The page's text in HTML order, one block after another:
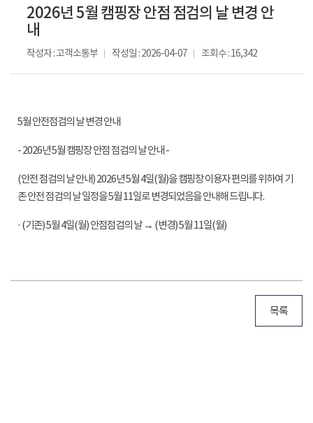
2026년 5월 캠핑장 안점 점검의 날 변경 안
내
작성자 : 고객소통부 작성일 : 2026-04-07 조회수 : 16,342
5월 안전점검의 날 변경 안내
- 2026년 5월 캠핑장 안점 점검의 날 안내 -
(안전 점검의 날 안내) 2026년 5월 4일(월)을 캠핑장 이용자 편의를 위하여 기
존 안전 점검의 날 일정을 5월 11일로 변경되었음을 안내해 드립니다.
· (기존) 5월 4일(월) 안점점검의 날 → (변경) 5월 11일(월)
목록